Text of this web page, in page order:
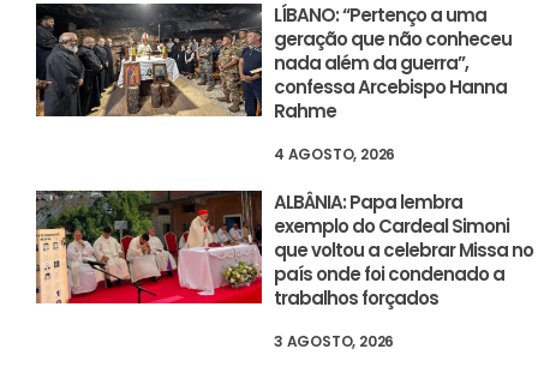
LÍBANO: “Pertenço a uma
geração que não conheceu
nada além da guerra”,
confessa Arcebispo Hanna
Rahme
4 AGOSTO, 2026
ALBÂNIA: Papa lembra
exemplo do Cardeal Simoni
que voltou a celebrar Missa no
país onde foi condenado a
trabalhos forçados
3 AGOSTO, 2026